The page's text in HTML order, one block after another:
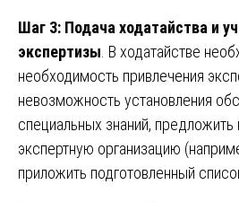
Шаг 3: Подача ходатайства и
экспертизы . В ходатайстве
необходимость привлечения
невозможность установления
специальных знаний, предложить
экспертную организацию
приложить подготовленный